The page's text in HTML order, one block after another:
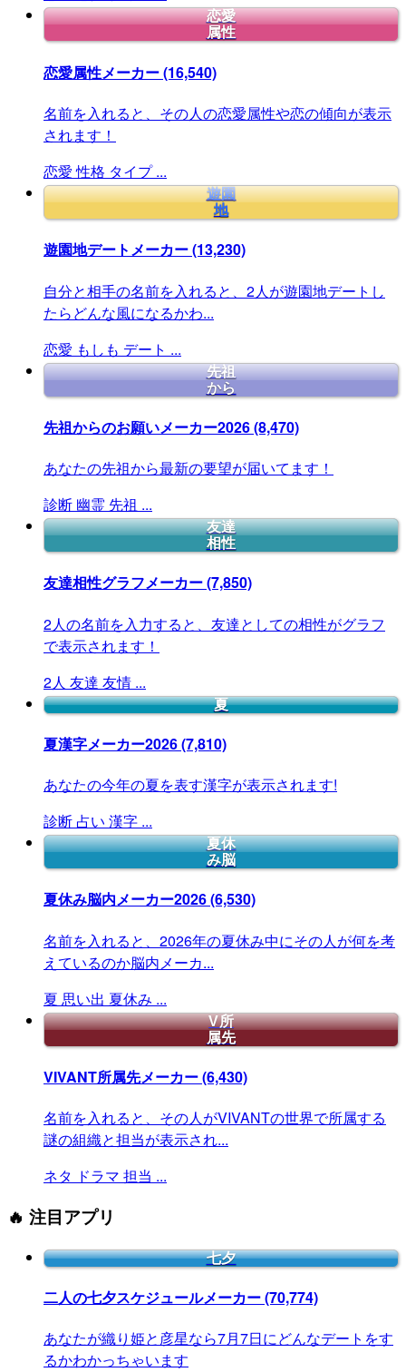
恋愛
属性
恋愛属性メーカー(16,540)
名前を入れると、その人の恋愛属性や恋の傾向が表示
されます！
恋愛 性格 タイプ ...
遊園
地
遊園地デートメーカー(13,230)
自分と相手の名前を入れると、2人が遊園地デートし
たらどんな風になるかわ...
恋愛 もしも デート ...
先祖
から
先祖からのお願いメーカー2026(8,470)
あなたの先祖から最新の要望が届いてます！
診断 幽霊 先祖 ...
友達
相性
友達相性グラフメーカー(7,850)
2人の名前を入力すると、友達としての相性がグラフ
で表示されます！
2人 友達 友情 ...
夏
夏漢字メーカー2026(7,810)
あなたの今年の夏を表す漢字が表示されます!
診断 占い 漢字 ...
夏休
み脳
夏休み脳内メーカー2026(6,530)
名前を入れると、2026年の夏休み中にその人が何を考
えているのか脳内メーカ...
夏 思い出 夏休み ...
V所
属先
VIVANT所属先メーカー(6,430)
名前を入れると、その人がVIVANTの世界で所属する
謎の組織と担当が表示され...
ネタ ドラマ 担当 ...
🔥 注目アプリ
七夕
二人の七夕スケジュールメーカー(70,774)
あなたが織り姫と彦星なら7月7日にどんなデートをす
るかわかっちゃいます